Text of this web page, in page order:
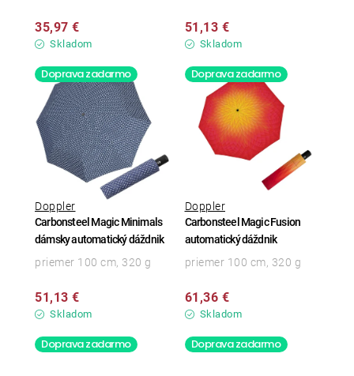
Skladom
35,97 €
Skladom
51,13 €
Doprava zadarmo
Carbonsteel Magic Minimals
dámsky automatický dáždnik
Doppler
Skladom
51,13 €
priemer 100 cm, 320 g
Doprava zadarmo
Carbonsteel Magic Fusion
automatický dáždnik
Doppler
Skladom
61,36 €
priemer 100 cm, 320 g
Doprava zadarmo Doprava zadarmo